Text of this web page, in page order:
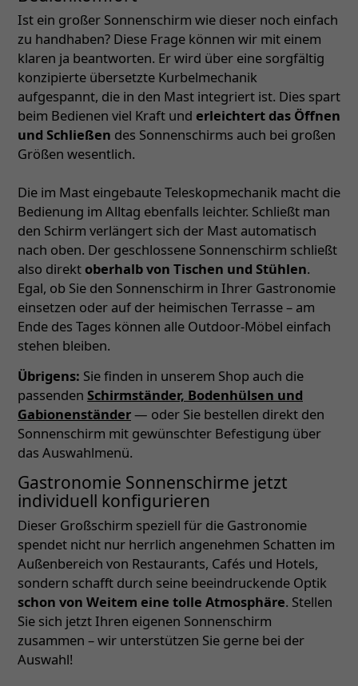
Ist ein großer Sonnenschirm wie dieser noch einfach
zu handhaben? Diese Frage können wir mit einem
klaren ja beantworten. Er wird über eine sorgfältig
konzipierte übersetzte Kurbelmechanik
aufgespannt, die in den Mast integriert ist. Dies spart
beim Bedienen viel Kraft und erleichtert das Öffnen
und Schließen des Sonnenschirms auch bei großen
Größen wesentlich.
Die im Mast eingebaute Teleskopmechanik macht die
Bedienung im Alltag ebenfalls leichter. Schließt man
den Schirm verlängert sich der Mast automatisch
nach oben. Der geschlossene Sonnenschirm schließt
also direktoberhalb von Tischen und Stühlen.
Egal, ob Sie den Sonnenschirm in Ihrer Gastronomie
einsetzen oder auf der heimischen Terrasse – am
Ende des Tages können alle Outdoor-Möbel einfach
stehen bleiben.
Übrigens: Sie finden in unserem Shop auch die
passenden Schirmständer, Bodenhülsen und
Gabionenständer— oder Sie bestellen direkt den
Sonnenschirm mit gewünschter Befestigung über
das Auswahlmenü.
Gastronomie Sonnenschirme jetzt
individuell konfigurieren
Dieser Großschirm speziell für die Gastronomie
spendet nicht nur herrlich angenehmen Schatten im
Außenbereich von Restaurants, Cafés und Hotels,
sondern schafft durch seine beeindruckende Optik
schon von Weitem eine tolle Atmosphäre. Stellen
Sie sich jetzt Ihren eigenen Sonnenschirm
zusammen – wir unterstützen Sie gerne bei der
Auswahl!